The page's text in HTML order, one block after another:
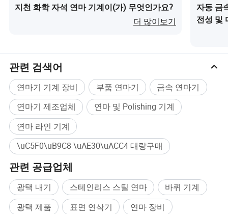
지천 화학 자석 연마 기계이(가) 무엇인가요?
더 많이보기
자동 금
전성 및
관련 검색어
연마기 기계 장비 부품 연마기
금속 연마기
연마기 제조업체
연마 및 Polishing 기계
연마 라인 기계
\uC5F0\uB9C8 \uAE30\uACC4 대량구매
관련 공급업체
광택 내기 스테인리스 스틸 연마
바퀴 기계
광택 제품
표면 연삭기 연마 장비